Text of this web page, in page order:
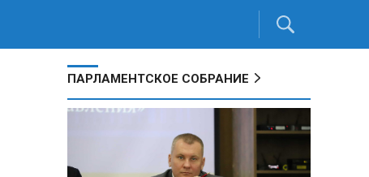
ПАРЛАМЕНТСКОЕ СОБРАНИЕ